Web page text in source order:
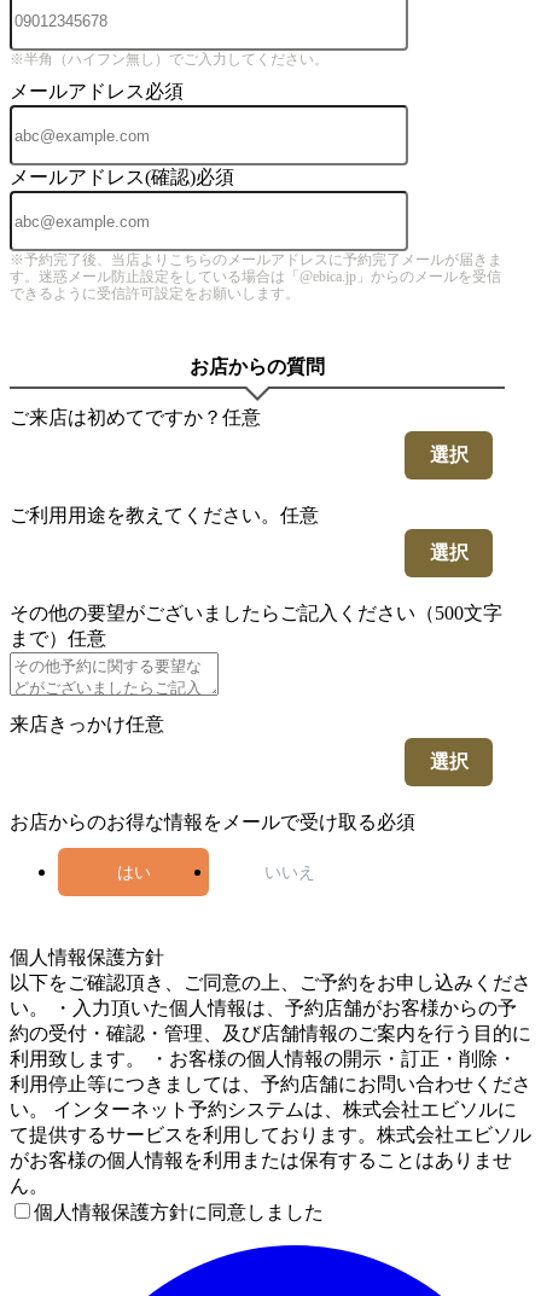
※半角（ハイフン無し）でご入力してください。
メールアドレス必須
メールアドレス(確認)必須
※予約完了後、当店よりこちらのメールアドレスに予約完了メールが届きま
す。迷惑メール防止設定をしている場合は「@ebica.jp」からのメールを受信
できるように受信許可設定をお願いします。
お店からの質問
ご来店は初めてですか？ 任意
選択
ご利用用途を教えてください。 任意
選択
その他の要望がございましたらご記入ください（500文字
まで） 任意
来店きっかけ任意
選択
お店からのお得な情報をメールで受け取る必須
はい いいえ
個人情報保護方針
以下をご確認頂き、ご同意の上、ご予約をお申し込みくださ
い。 ・入力頂いた個人情報は、予約店舗がお客様からの予
約の受付・確認・管理、及び店舗情報のご案内を行う目的に
利用致します。 ・お客様の個人情報の開示・訂正・削除・
利用停止等につきましては、予約店舗にお問い合わせくださ
い。 インターネット予約システムは、株式会社エビソルに
て提供するサービスを利用しております。株式会社エビソル
がお客様の個人情報を利用または保有することはありませ
ん。
個人情報保護方針に同意しました